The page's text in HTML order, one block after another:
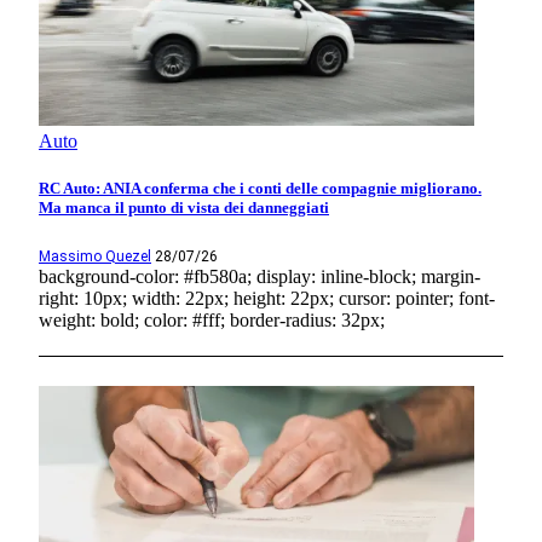
Auto
RC Auto: ANIA conferma che i conti delle compagnie migliorano.
Ma manca il punto di vista dei danneggiati
Massimo Quezel 28/07/26
background-color: #fb580a; display: inline-block; margin-
right: 10px; width: 22px; height: 22px; cursor: pointer; font-
weight: bold; color: #fff; border-radius: 32px;